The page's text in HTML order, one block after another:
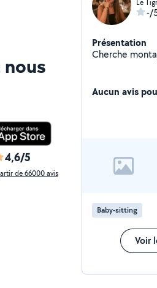
4,6/5
de 66000 avis
Le
-/
Présentation
Aucun avis
Baby-sitting
Voir